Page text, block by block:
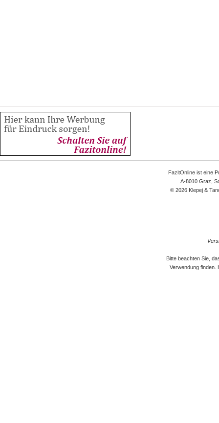
FazitOnline ist eine
A-8010 Graz,
© 2026 Klepej &
Bitte beachten Sie,
Verwendung finden.